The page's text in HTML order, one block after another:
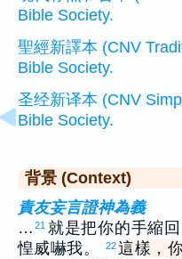
Bible Society.
聖經新譯本 (CNV
Bible Society.
圣经新译本 (CNV
Bible Society.
背景 (Context)
責友妄言證神為義
… 21 就是把你的手縮
惶威嚇我。
22這樣，